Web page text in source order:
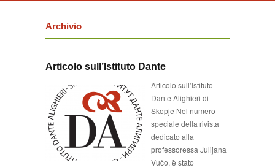
Archivio
Articolo sull’Istituto Dante
Articolo sull’Istituto
Dante Alighieri di
Skopje Nel numero
speciale della rivista
dedicato alla
professoressa Julijana
Vučo, è stato